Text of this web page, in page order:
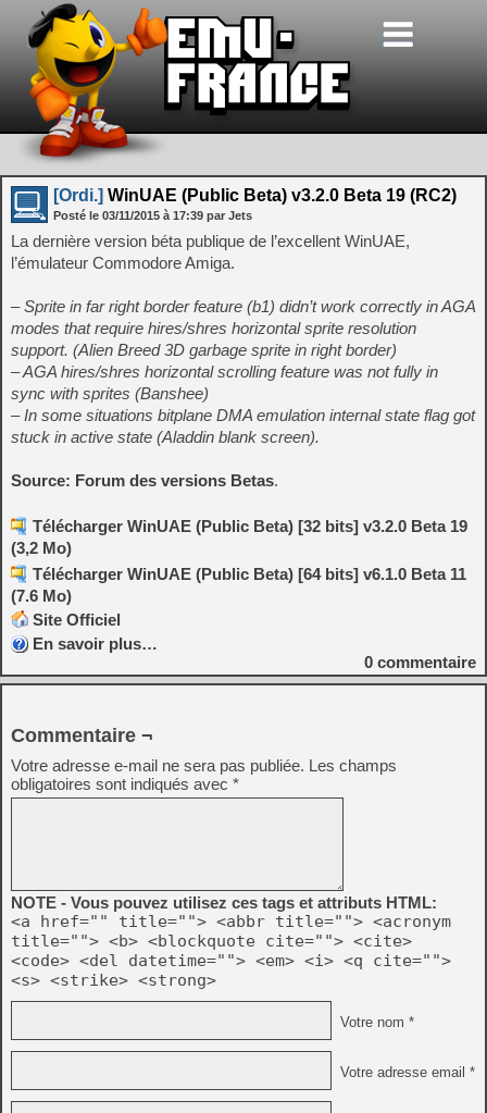
[Ordi.] WinUAE (Public Beta) v3.2.0 Beta 19 (RC2)
Posté le 03/11/2015 à 17:39 par Jets
La dernière version béta publique de l’excellent WinUAE,
l’émulateur Commodore Amiga.
– Sprite in far right border feature (b1) didn’t work correctly in AGA
modes that require hires/shres horizontal sprite resolution
support. (Alien Breed 3D garbage sprite in right border)
– AGA hires/shres horizontal scrolling feature was not fully in
sync with sprites (Banshee)
– In some situations bitplane DMA emulation internal state flag got
stuck in active state (Aladdin blank screen).
Source: Forum des versions Betas.
Télécharger WinUAE (Public Beta) [32 bits] v3.2.0 Beta 19
(3,2 Mo)
Télécharger WinUAE (Public Beta) [64 bits] v6.1.0 Beta 11
(7.6 Mo)
Site Officiel
En savoir plus…
0 commentaire
Commentaire ¬
Votre adresse e-mail ne sera pas publiée. Les champs
obligatoires sont indiqués avec *
NOTE - Vous pouvez utilisez ces tags et attributs HTML:
<a href="" title=""> <abbr title=""> <acronym
title=""> <b> <blockquote cite=""> <cite>
<code> <del datetime=""> <em> <i> <q cite="">
<s> <strike> <strong>
Votre nom *
Votre adresse email *